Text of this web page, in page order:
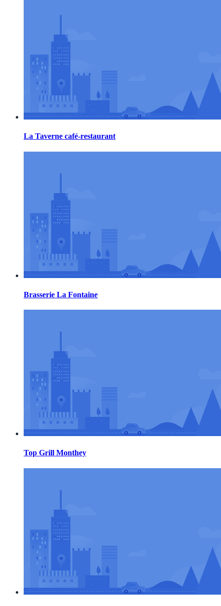
La Taverne café-restaurant
Brasserie La Fontaine
Top Grill Monthey